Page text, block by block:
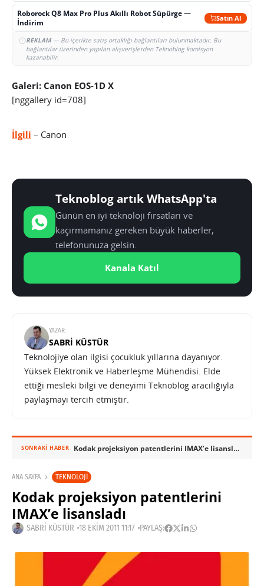
Roborock Q8 Max Pro Plus Akıllı Robot Süpürge —
İndirim
Satın Al
REKLAM— Bu içerikte satış ortaklığı bağlantıları bulunmaktadır. Bu
bağlantılar üzerinden yapılan alışverişlerden Teknoblog komisyon
kazanabilir.
Galeri: Canon EOS-1D X
[nggallery id=708]
İlgili – Canon
Teknoblog artık WhatsApp'ta
Günün en iyi teknoloji fırsatları ve
kaçırmamanız gereken büyük haberler,
telefonunuza gelsin.
Kanala Katıl
YAZAR:
SABRI KÜSTÜR
Teknolojiye olan ilgisi çocukluk yıllarına dayanıyor.
Yüksek Elektronik ve Haberleşme Mühendisi. Elde
ettiği mesleki bilgi ve deneyimi Teknoblog aracılığıyla
paylaşmayı tercih etmiştir.
SONRAKI HABER Kodak projeksiyon patentlerini IMAX’e lisansladı
ANA SAYFA TEKNOLOJI
Kodak projeksiyon patentlerini
IMAX’e lisansladı
SABRI KÜSTÜR 18 EKIM 2011 11:17 PAYLAŞ: